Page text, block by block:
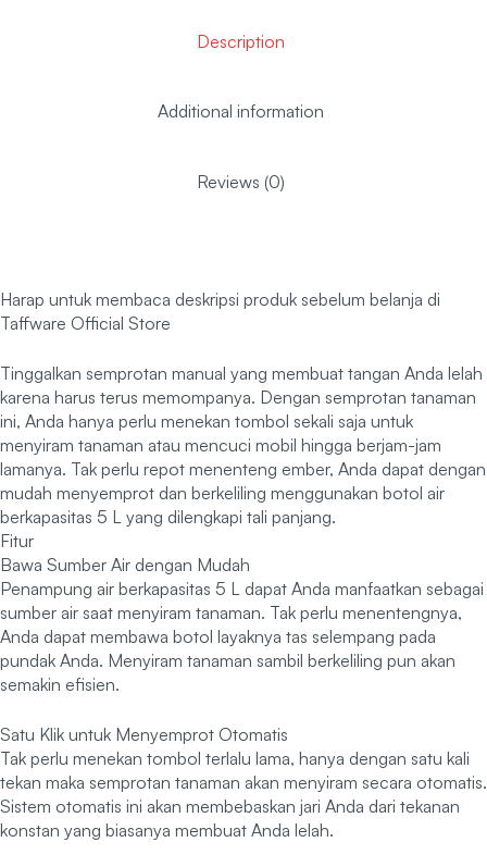
Description
Additional information
Reviews (0)
Harap untuk membaca deskripsi produk sebelum belanja di
Taffware Official Store
Tinggalkan semprotan manual yang membuat tangan Anda lelah
karena harus terus memompanya. Dengan semprotan tanaman
ini, Anda hanya perlu menekan tombol sekali saja untuk
menyiram tanaman atau mencuci mobil hingga berjam-jam
lamanya. Tak perlu repot menenteng ember, Anda dapat dengan
mudah menyemprot dan berkeliling menggunakan botol air
berkapasitas 5 L yang dilengkapi tali panjang.
Fitur
Bawa Sumber Air dengan Mudah
Penampung air berkapasitas 5 L dapat Anda manfaatkan sebagai
sumber air saat menyiram tanaman. Tak perlu menentengnya,
Anda dapat membawa botol layaknya tas selempang pada
pundak Anda. Menyiram tanaman sambil berkeliling pun akan
semakin efisien.
Satu Klik untuk Menyemprot Otomatis
Tak perlu menekan tombol terlalu lama, hanya dengan satu kali
tekan maka semprotan tanaman akan menyiram secara otomatis.
Sistem otomatis ini akan membebaskan jari Anda dari tekanan
konstan yang biasanya membuat Anda lelah.